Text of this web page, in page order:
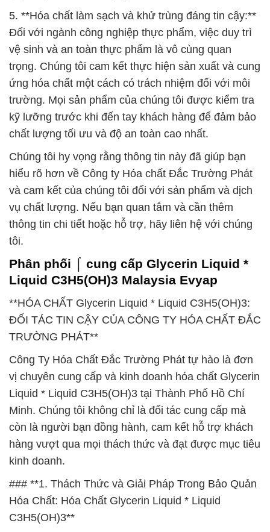
5. **Hóa chất làm sạch và khử trùng đáng tin cậy:**
Đối với ngành công nghiệp thực phẩm, việc duy trì
vệ sinh và an toàn thực phẩm là vô cùng quan
trọng. Chúng tôi cam kết thực hiện sản xuất và cung
ứng hóa chất một cách có trách nhiệm đối với môi
trường. Mọi sản phẩm của chúng tôi được kiểm tra
kỹ lưỡng trước khi đến tay khách hàng để đảm bảo
chất lượng tối ưu và độ an toàn cao nhất.
Chúng tôi hy vọng rằng thông tin này đã giúp bạn
hiểu rõ hơn về Công ty Hóa chất Đắc Trường Phát
và cam kết của chúng tôi đối với sản phẩm và dịch
vụ chất lượng. Nếu bạn quan tâm và cần thêm
thông tin chi tiết hoặc hỗ trợ, hãy liên hệ với chúng
tôi.
Phân phối ⌠ cung cấp Glycerin Liquid *
Liquid C3H5(OH)3 Malaysia Evyap
**HÓA CHẤT Glycerin Liquid * Liquid C3H5(OH)3:
ĐỐI TÁC TIN CẬY CỦA CÔNG TY HÓA CHẤT ĐẮC
TRƯỜNG PHÁT**
Công Ty Hóa Chất Đắc Trường Phát tự hào là đơn
vị chuyên cung cấp và kinh doanh hóa chất Glycerin
Liquid * Liquid C3H5(OH)3 tại Thành Phố Hồ Chí
Minh. Chúng tôi không chỉ là đối tác cung cấp mà
còn là người bạn đồng hành, cam kết hỗ trợ khách
hàng vượt qua mọi thách thức và đạt được mục tiêu
kinh doanh.
### **1. Thách Thức và Giải Pháp Trong Bảo Quản
Hóa Chất: Hóa Chất Glycerin Liquid * Liquid
C3H5(OH)3**